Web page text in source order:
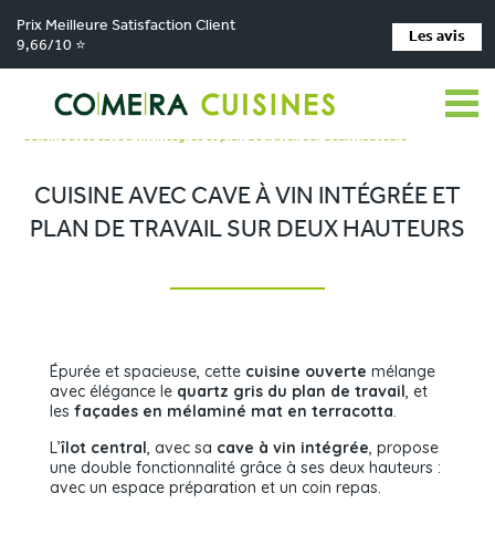
Prix Meilleure Satisfaction Client
9,66/10 ⭐
Les avis
Comera Cuisines > Nos magasins de cuisine >
Cuisiniste Saint-Laurent-du-Var > Réalisations >
Cuisine avec cave à vin intégrée et plan de travail sur deux hauteurs
CUISINE AVEC CAVE À VIN INTÉGRÉE ET
PLAN DE TRAVAIL SUR DEUX HAUTEURS
Épurée et spacieuse, cette cuisine ouverte mélange
avec élégance le quartz gris du plan de travail, et
les façades en mélaminé mat en terracotta.
L’îlot central, avec sa cave à vin intégrée, propose
une double fonctionnalité grâce à ses deux hauteurs :
avec un espace préparation et un coin repas.